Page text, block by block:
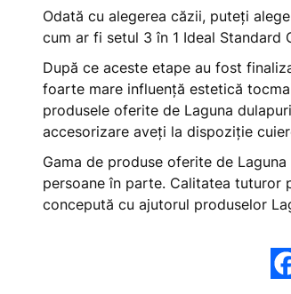
Odată cu alegerea căzii, puteți
cum ar fi setul 3 în 1 Ideal Standard
După ce aceste etape au fost
foarte mare influență estetică
produsele oferite de Laguna
accesorizare aveți la dispoziție
Gama de produse oferite de
persoane în parte. Calitatea tuturor
concepută cu ajutorul produselor